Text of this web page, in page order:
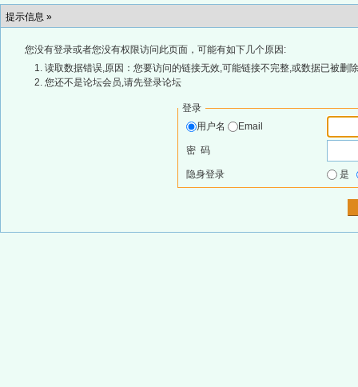
提示信息 »
您没有登录或者您没有权限访问此页面，可能有如下几个原因:
读取数据错误,原因：您要访问的链接无效,可能链接不完整,或数据已被删
您还不是论坛会员,请先登录论坛
登录
用户名
Email
密 码
隐身登录 是